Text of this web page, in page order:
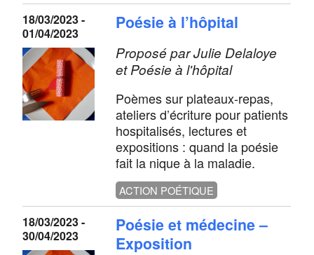
18/03/2023 -
01/04/2023
Poésie à l’hôpital
Proposé par Julie Delaloye
et Poésie à l'hôpital
Poèmes sur plateaux-repas,
ateliers d’écriture pour patients
hospitalisés, lectures et
expositions : quand la poésie
fait la nique à la maladie.
ACTION POÉTIQUE
18/03/2023 -
30/04/2023
Poésie et médecine –
Exposition